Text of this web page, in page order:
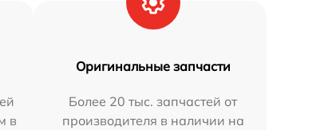
в
Оригинальные запчасти
Более 20 тыс. запчастей от
производителя в наличии на